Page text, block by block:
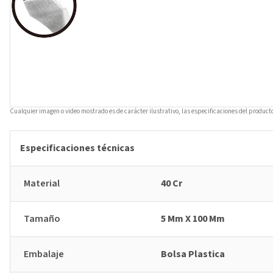
Cualquier imagen o video mostrado es de carácter ilustrativo, las especificaciones del
Especificaciones técnicas
Material 40 Cr
Tamaño 5 Mm X 100 Mm
Embalaje Bolsa Plastica